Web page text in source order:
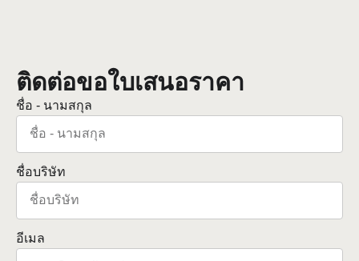
ติดต่อขอใบเสนอราคา
ชื่อ - นามสกุล
ชื่อบริษัท
อีเมล